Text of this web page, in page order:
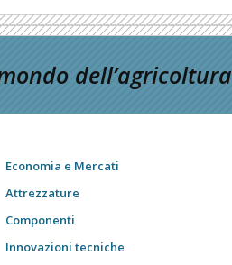
dell’agricoltura
Economia e Mercati
Attrezzature
Componenti
Innovazioni tecniche